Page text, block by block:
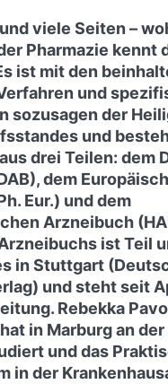
viele Seiten –
Pharmazie kennt
ist mit den
und
sozusagen der
und
drei Teilen: dem
dem
Eur.) und dem
Arzneibuch
ist Teil
in Stuttgart
und steht seit
Rebekka
in Marburg an der
und das
in der